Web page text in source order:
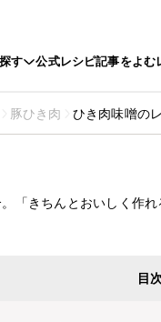
す 公式レシピ記事をよむ
豚ひき肉 ひき肉味噌の
「きちんとおいしく作
目次